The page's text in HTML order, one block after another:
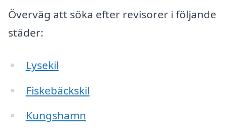
Överväg att söka efter revisorer i följande
städer:
Lysekil
Fiskebäckskil
Kungshamn